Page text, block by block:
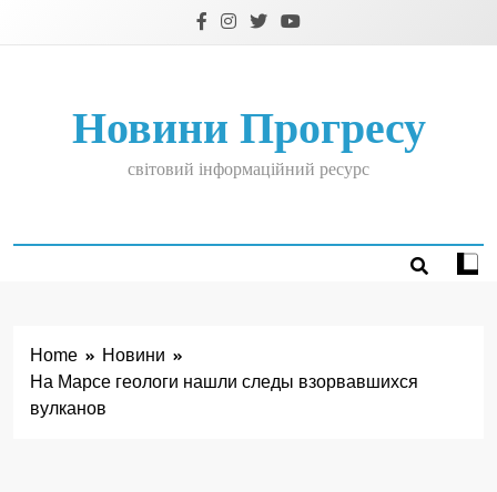
Новини Прогресу
світовий інформаційний ресурс
Home
Новини
На Марсе геологи нашли следы взорвавшихся
вулканов